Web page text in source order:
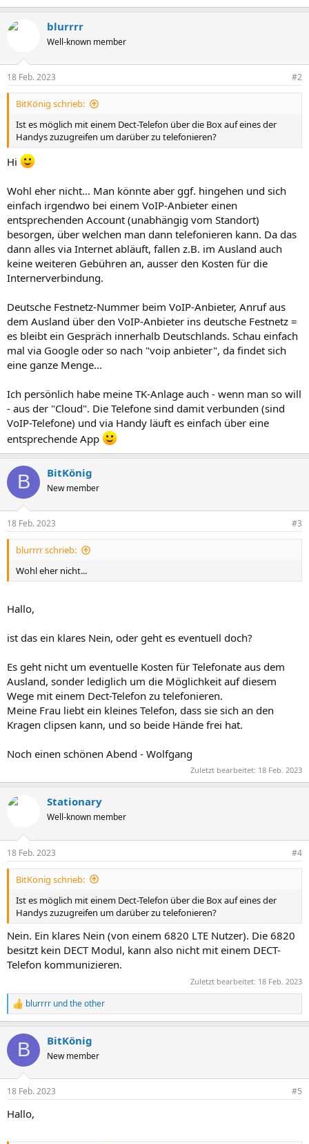
blurrrr
Well-known member
18 Feb. 2023 #2
BitKönig schrieb:
Ist es möglich mit einem Dect-Telefon über die Box auf eines der
Handys zuzugreifen um darüber zu telefonieren?
Hi
Wohl eher nicht... Man könnte aber ggf. hingehen und sich
einfach irgendwo bei einem VoIP-Anbieter einen
entsprechenden Account (unabhängig vom Standort)
besorgen, über welchen man dann telefonieren kann. Da das
dann alles via Internet abläuft, fallen z.B. im Ausland auch
keine weiteren Gebühren an, ausser den Kosten für die
Internerverbindung.
Deutsche Festnetz-Nummer beim VoIP-Anbieter, Anruf aus
dem Ausland über den VoIP-Anbieter ins deutsche Festnetz =
es bleibt ein Gespräch innerhalb Deutschlands. Schau einfach
mal via Google oder so nach "voip anbieter", da findet sich
eine ganze Menge...
Ich persönlich habe meine TK-Anlage auch - wenn man so will
- aus der "Cloud". Die Telefone sind damit verbunden (sind
VoIP-Telefone) und via Handy läuft es einfach über eine
entsprechende App
B BitKönig
New member
18 Feb. 2023 #3
blurrrr schrieb:
Wohl eher nicht...
Hallo,
ist das ein klares Nein, oder geht es eventuell doch?
Es geht nicht um eventuelle Kosten für Telefonate aus dem
Ausland, sonder lediglich um die Möglichkeit auf diesem
Wege mit einem Dect-Telefon zu telefonieren.
Meine Frau liebt ein kleines Telefon, dass sie sich an den
Kragen clipsen kann, und so beide Hände frei hat.
Noch einen schönen Abend - Wolfgang
Zuletzt bearbeitet: 18 Feb. 2023
Stationary
Well-known member
18 Feb. 2023 #4
BitKönig schrieb:
Ist es möglich mit einem Dect-Telefon über die Box auf eines der
Handys zuzugreifen um darüber zu telefonieren?
Nein. Ein klares Nein (von einem 6820 LTE Nutzer). Die 6820
besitzt kein DECT Modul, kann also nicht mit einem DECT-
Telefon kommunizieren.
Zuletzt bearbeitet: 18 Feb. 2023
R
e
k
i
e
:
blurrrr undthe other
B BitKönig
New member
18 Feb. 2023 #5
Hallo,